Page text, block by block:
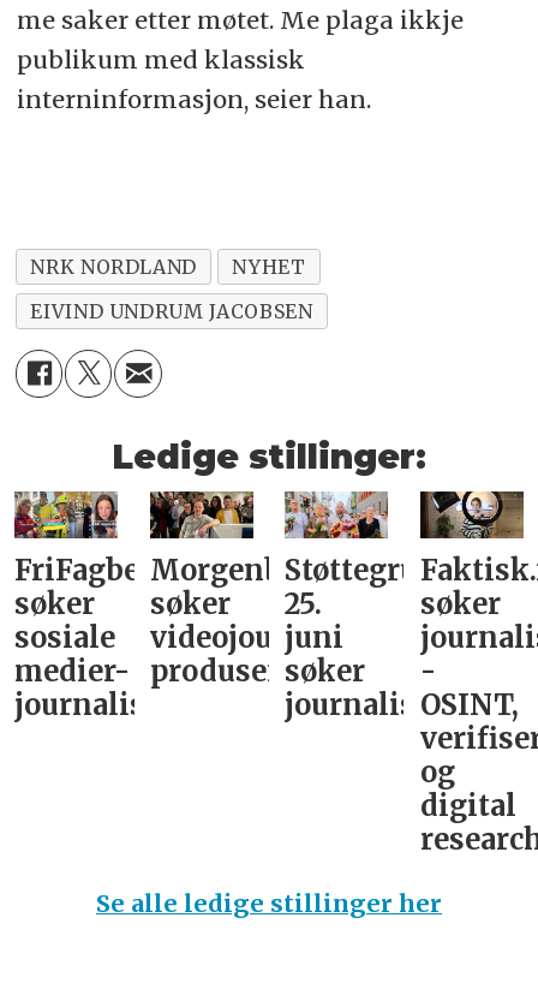
me saker etter møtet. Me plaga ikkje
publikum med klassisk
interninformasjon, seier han.
NRK NORDLAND
NYHET
EIVIND UNDRUM JACOBSEN
Ledige stillinger:
FriFagbevegelse
søker
sosiale
medier-
journalist
Morgenbladet
søker
videojournalist/podkast-
produsent
Støttegruppa
25.
juni
søker
journalist
søker
-
OSINT,
og
digital
Se alle ledige stillinger her